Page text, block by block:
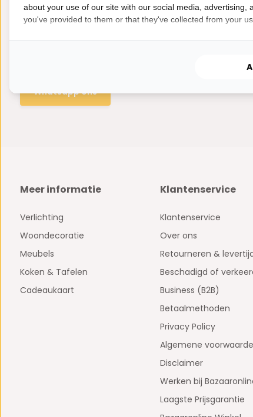
Hulp nodig?
Whatsapp ons
Meer informatie
Verlichting
Woondecoratie
Meubels
Koken & Tafelen
Cadeaukaart
Klantenservice
Klantenservice
Over ons
Retourneren &
Beschadigd of
Business (B2B)
Betaalmethoden
Privacy Policy
Algemene
Disclaimer
Werken bij
Laagste Prijsgarantie
about your use of our site with our social media,
you've provided to them or that they've collected from your